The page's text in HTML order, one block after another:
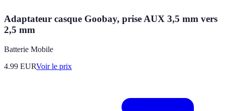
Adaptateur casque Goobay, prise AUX 3,5 mm vers
2,5 mm
Batterie Mobile
4.99 EURVoir le prix